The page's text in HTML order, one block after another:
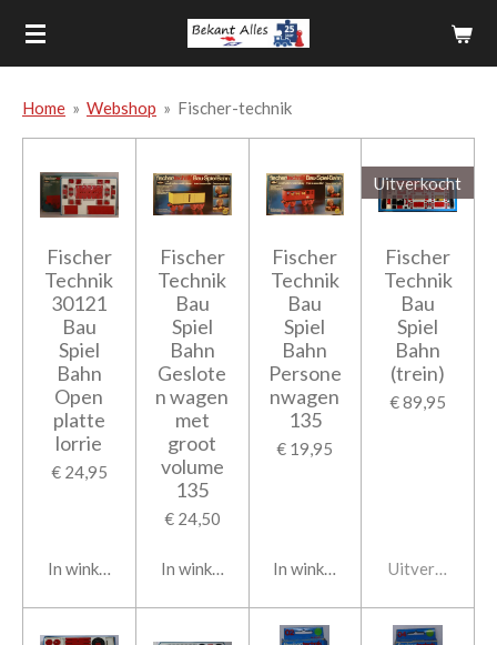
Ga
direct
deHome » Webshop » Fischer-technik
Fischer
Technik
30121
Bau
Spiel
Bahn
Open
platte
lorrie
€ 24,95
In winkelwagen
Fischer
Technik
Bau
Spiel
Bahn
Geslote
n wagen
met
groot
volume
135
€ 24,50
In winkelwagen
Fischer
Technik
Bau
Spiel
Bahn
Persone
nwagen
135
€ 19,95
In winkelwagen
Uitverkocht
Fischer
Technik
Bau
Spiel
Bahn
(trein)
€ 89,95
Uitverkocht